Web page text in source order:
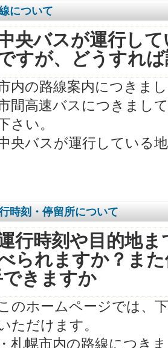
について
央バスが運行し
すが、どうすれ
内の路線案内につきま
間高速バスにつきまし
さい。
央バスが運行している
時刻・停留所について
行時刻や目的地
られますか？ま
できますか
のホームページでは、
ただけます。
・札幌市内の路線につき